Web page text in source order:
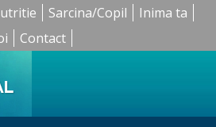
Sarcina/Copil
Inima ta
Contact